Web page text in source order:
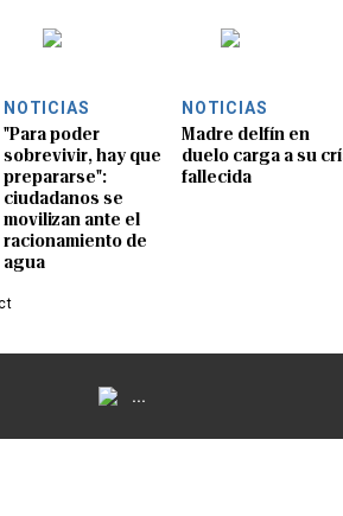
NOTICIAS
"Para poder
sobrevivir, hay que
prepararse":
ciudadanos se
movilizan ante el
racionamiento de
agua
NOTICIAS
Madre delfín en
duelo carga a su
fallecida
...